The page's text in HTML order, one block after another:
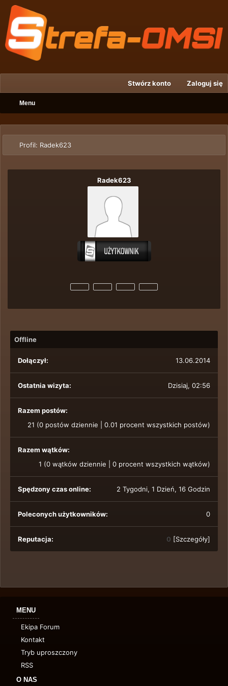
Stwórz konto Zaloguj się
Menu
Profil: Radek623
Radek623
Offline
Dołączył: 13.06.2014
Ostatnia wizyta: Dzisiaj, 02:56
Razem postów:
21 (0 postów dziennie | 0.01 procent wszystkich postów)
Razem wątków:
1 (0 wątków dziennie | 0 procent wszystkich wątków)
Spędzony czas online: 2 Tygodni, 1 Dzień, 16 Godzin
Poleconych użytkowników: 0
Reputacja: 0 [Szczegóły]
MENU
Ekipa Forum
Kontakt
Tryb uproszczony
RSS
O NAS